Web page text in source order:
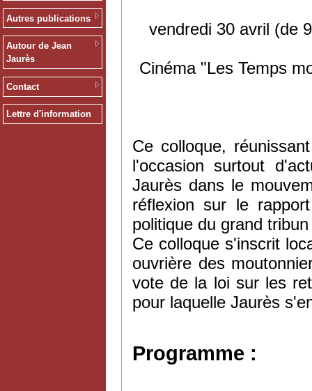
Autres publications
Autour de Jean
Jaurès
Contact
Lettre d'information
vendredi 30 avril (de
Cinéma "Les Temps
Ce colloque,
l'occasion surtout
Jaurès dans le
réflexion sur le
politique du grand
Ce colloque s'inscrit
ouvrière des
vote de la loi sur les
pour laquelle Jaurès
Programme :